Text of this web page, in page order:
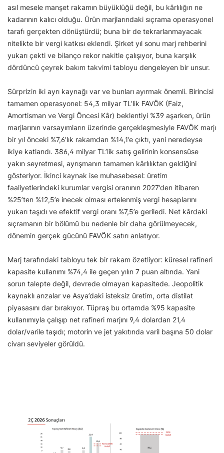
asıl mesele manşet rakamın büyüklüğü değil, bu kârlılığın ne
kadarının kalıcı olduğu. Ürün marjlarındaki sıçrama operasyonel
tarafı gerçekten dönüştürdü; buna bir de tekrarlanmayacak
nitelikte bir vergi katkısı eklendi. Şirket yıl sonu marj rehberini
yukarı çekti ve bilanço rekor nakitle çalışıyor, buna karşılık
dördüncü çeyrek bakım takvimi tabloyu dengeleyen bir unsur.
Sürprizin iki ayrı kaynağı var ve bunları ayırmak önemli. Birincisi
tamamen operasyonel: 54,3 milyar TL’lik FAVÖK (Faiz,
Amortisman ve Vergi Öncesi Kâr) beklentiyi %39 aşarken, ürün
marjlarının varsayımların üzerinde gerçekleşmesiyle FAVÖK marjı
bir yıl önceki %7,6’lık rakamdan %14,1’e çıktı, yani neredeyse
ikiye katlandı. 386,4 milyar TL’lik satış gelirinin konsensüse
yakın seyretmesi, ayrışmanın tamamen kârlılıktan geldiğini
gösteriyor. İkinci kaynak ise muhasebesel: üretim
faaliyetlerindeki kurumlar vergisi oranının 2027’den itibaren
%25’ten %12,5’e inecek olması ertelenmiş vergi hesaplarını
yukarı taşıdı ve efektif vergi oranı %7,5’e geriledi. Net kârdaki
sıçramanın bir bölümü bu nedenle bir daha görülmeyecek,
dönemin gerçek gücünü FAVÖK satırı anlatıyor.
Marj tarafındaki tabloyu tek bir rakam özetliyor: küresel rafineri
kapasite kullanımı %74,4 ile geçen yılın 7 puan altında. Yani
sorun talepte değil, devrede olmayan kapasitede. Jeopolitik
kaynaklı arızalar ve Asya’daki isteksiz üretim, orta distilat
piyasasını dar bırakıyor. Tüpraş bu ortamda %95 kapasite
kullanımıyla çalışıp net rafineri marjını 9,4 dolardan 21,4
dolar/varile taşıdı; motorin ve jet yakıtında varil başına 50 dolar
civarı seviyeler görüldü.